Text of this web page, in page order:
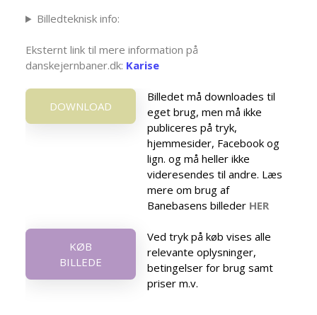
Billedteknisk info:
Eksternt link til mere information på
danskejernbaner.dk: Karise
DOWNLOAD
Billedet må downloades til
eget brug, men må ikke
publiceres på tryk,
hjemmesider, Facebook og
lign. og må heller ikke
videresendes til andre. Læs
mere om brug af
Banebasens billeder HER
KØB
BILLEDE
Ved tryk på køb vises alle
relevante oplysninger,
betingelser for brug samt
priser m.v.